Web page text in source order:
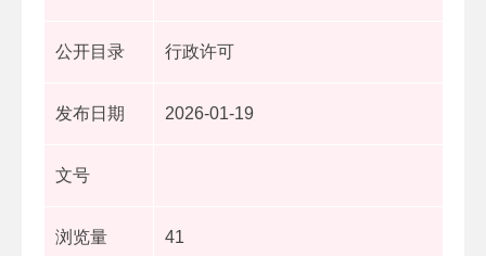
公开目录 行政许可
发布日期 2026-01-19
文号
浏览量 41